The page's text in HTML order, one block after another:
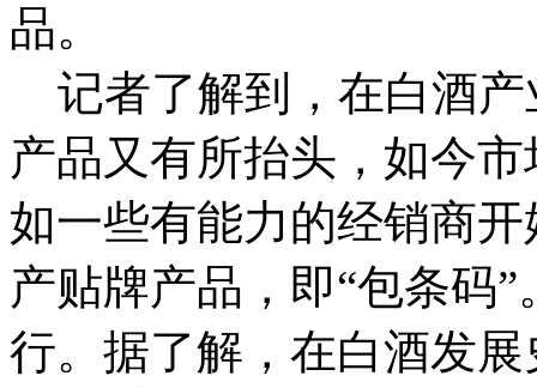
品。
记者了解到，在白酒产
产品又有所抬头，如今
如一些有能力的经销商
产贴牌产品，即“包条码”
行。据了解，在白酒发